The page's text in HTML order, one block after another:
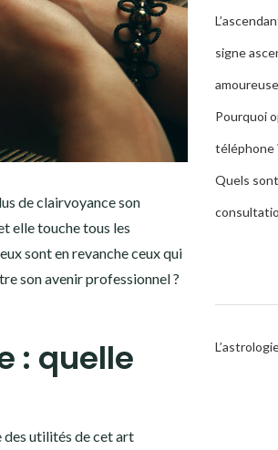
de clairvoyance son
elle touche tous les
sont en revanche ceux qui
son avenir professionnel ?
: quelle
des utilités de cet art
signe
Pourquoi
téléphone
Quels